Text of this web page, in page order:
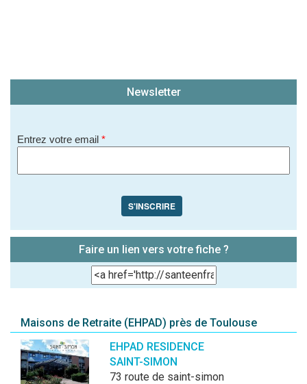
Newsletter
Entrez votre email *
S'INSCRIRE
Faire un lien vers votre fiche ?
Maisons de Retraite (EHPAD) près de Toulouse
EHPAD RESIDENCE
SAINT-SIMON
73 route de saint-simon